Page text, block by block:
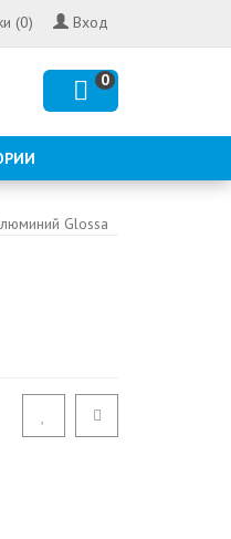
Вход
(0)
0
Glossa